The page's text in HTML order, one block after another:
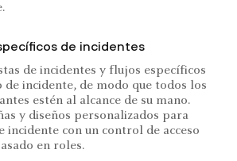
de incidentes
de incidentes y flujos específicos
incidente, de modo que todos los
estén al alcance de su mano.
y diseños personalizados para
incidente con un control de acceso
en roles.